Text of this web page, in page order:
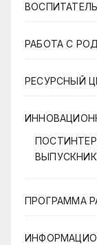
РАБОТА С
РЕСУРСНЫЙ
ПРОГРАММА